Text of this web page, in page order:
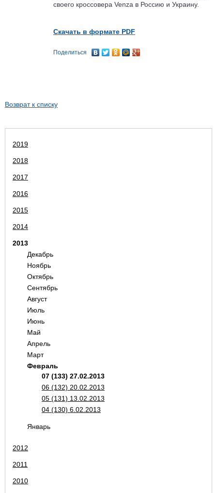
своего кроссовера Venza в Россию и Украину.
Скачать в формате PDF
Поделиться
Возврат к списку
2019
2018
2017
2016
2015
2014
2013
Декабрь
Ноябрь
Октябрь
Сентябрь
Август
Июль
Июнь
Май
Апрель
Март
Февраль
07 (133) 27.02.2013
06 (132) 20.02.2013
05 (131) 13.02.2013
04 (130) 6.02.2013
Январь
2012
2011
2010